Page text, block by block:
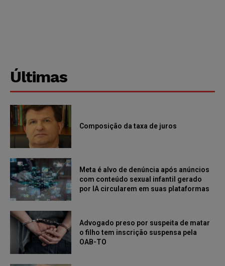
Últimas
Composição da taxa de juros
Meta é alvo de denúncia após anúncios
com conteúdo sexual infantil gerado
por IA circularem em suas plataformas
Advogado preso por suspeita de matar
o filho tem inscrição suspensa pela
OAB-TO